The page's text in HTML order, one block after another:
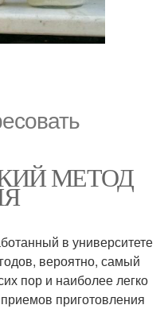
МЕТОД
в университете
вероятно, самый
пор и наиболее легко
приготовления